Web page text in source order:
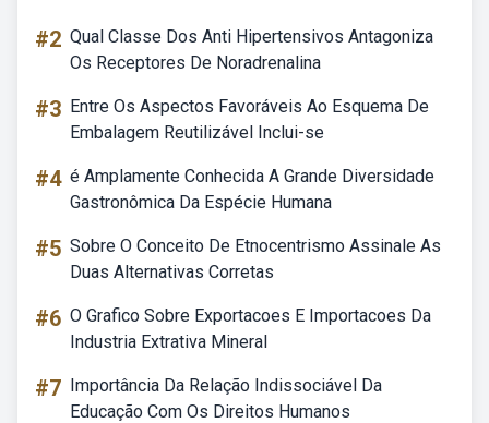
#2 Qual Classe Dos Anti Hipertensivos Antagoniza
Os Receptores De Noradrenalina
#3 Entre Os Aspectos Favoráveis Ao Esquema De
Embalagem Reutilizável Inclui-se
#4 é Amplamente Conhecida A Grande Diversidade
Gastronômica Da Espécie Humana
#5 Sobre O Conceito De Etnocentrismo Assinale As
Duas Alternativas Corretas
#6 O Grafico Sobre Exportacoes E Importacoes Da
Industria Extrativa Mineral
#7 Importância Da Relação Indissociável Da
Educação Com Os Direitos Humanos